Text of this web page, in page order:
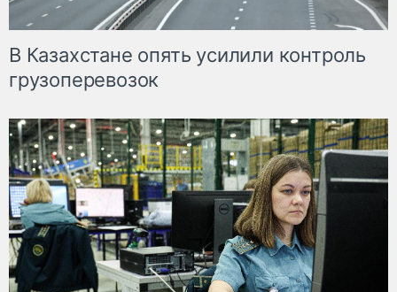
В Казахстане опять усилили контроль
грузоперевозок